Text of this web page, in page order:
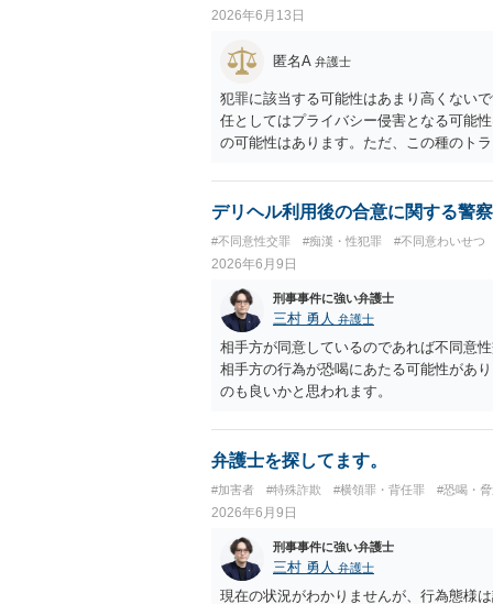
2026年6月13日
匿名A 弁護士
犯罪に該当する可能性はあまり高くない
任としてはプライバシー侵害となる可能
の可能性はあります。ただ、この種のト
の模範解答となります。「親に言う」と
ブルを招き、相手が反発して任意の返済
デリヘル利用後の合意に関する警
#不同意性交罪 #痴漢・性犯罪 #不同意わいせつ
2026年6月9日
刑事事件に強い弁護士
三村 勇人 弁護士
相手方が同意しているのであれば不同意
相手方の行為が恐喝にあたる可能性があ
のも良いかと思われます。
弁護士を探してます。
#加害者 #特殊詐欺 #横領罪・背任罪 #恐喝・
2026年6月9日
刑事事件に強い弁護士
三村 勇人 弁護士
現在の状況がわかりませんが、行為態様